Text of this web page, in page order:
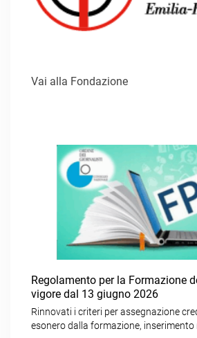
Vai alla Fondazione
Regolamento per la Formazione
vigore dal 13 giugno 2026
Rinnovati i criteri per assegnazione
esonero dalla formazione, inserimento